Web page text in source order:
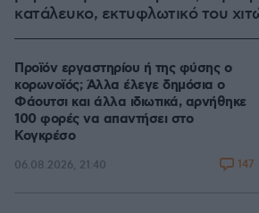
κατάλευκο, εκτυφλωτικό του
Προϊόν εργαστηρίου ή της φύσης ο
κορωνοϊός; Άλλα έλεγε δημόσια ο
Φάουτσι και άλλα ιδιωτικά, αρνήθηκε
100 φορές να απαντήσει στο
Κογκρέσο
06.08.2026, 21:40 147